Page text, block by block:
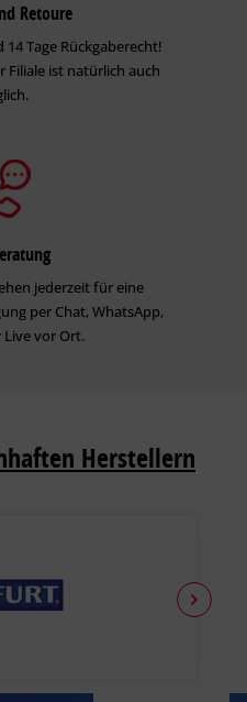
Retoure
Tage Rückgaberecht!
Filiale ist natürlich auch
jederzeit für eine
per Chat, WhatsApp,
vor Ort.
Herstellern